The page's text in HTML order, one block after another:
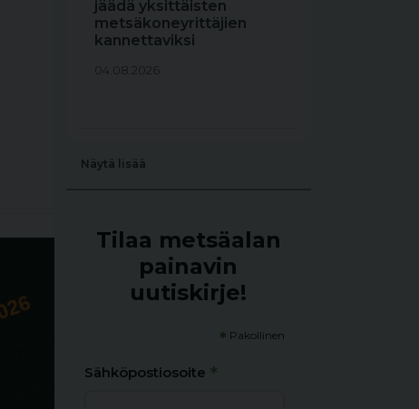
jäädä yksittäisten
metsäkoneyrittäjien
kannettaviksi
04.08.2026
Näytä lisää
Tilaa metsäalan
painavin
uutiskirje!
* Pakollinen
Sähköpostiosoite *